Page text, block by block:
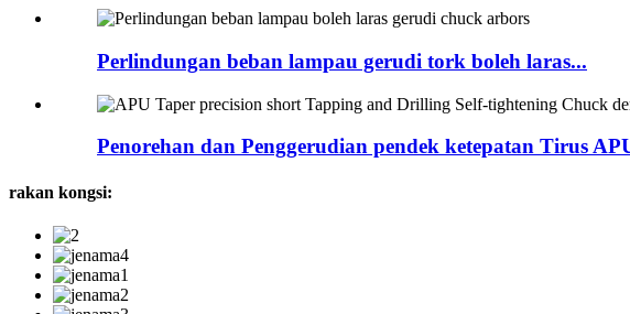
Perlindungan beban lampau gerudi tork boleh laras...
Penorehan dan Penggerudian pendek ketepatan Tirus
rakan kongsi: